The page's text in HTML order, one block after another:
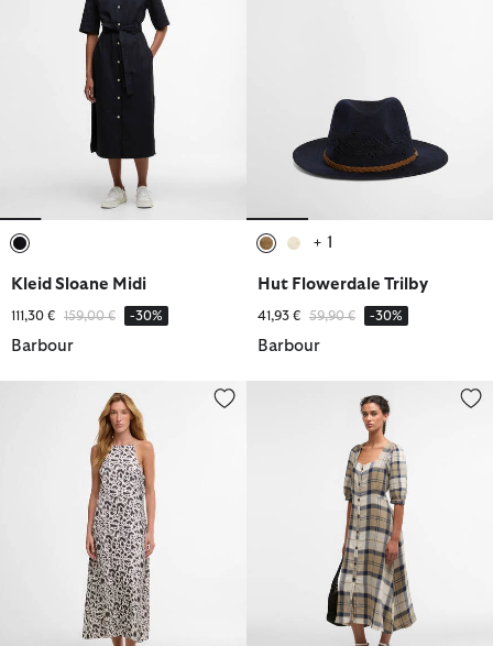
Kleid Sloane Midi
111,30 € Reduziert von
159,00 €bis-30%
Barbour
+ 1
Hut Flowerdale Trilby
41,93 € Reduziert von
59,90 €bis-30%
Barbour